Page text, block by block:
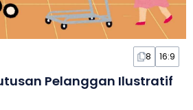
8 16:9
Pelanggan Ilustratif